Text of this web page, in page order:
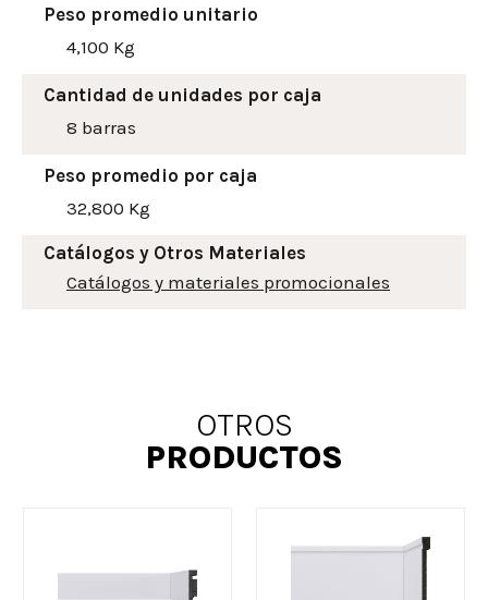
Peso promedio unitario
4,100 Kg
Cantidad de unidades por caja
8 barras
Peso promedio por caja
32,800 Kg
Catálogos y Otros Materiales
Catálogos y materiales promocionales
OTROS
PRODUCTOS